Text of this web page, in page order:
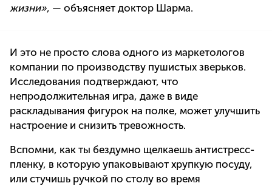
жизни», — объясняет доктор Шарма.
И это не просто слова одного из маркетологов
компании по производству пушистых зверьков.
Исследования подтверждают, что
непродолжительная игра, даже в виде
раскладывания фигурок на полке, может улучшить
настроение и снизить тревожность.
Вспомни, как ты бездумно щелкаешь антистресс-
пленку, в которую упаковывают хрупкую посуду,
или стучишь ручкой по столу во время